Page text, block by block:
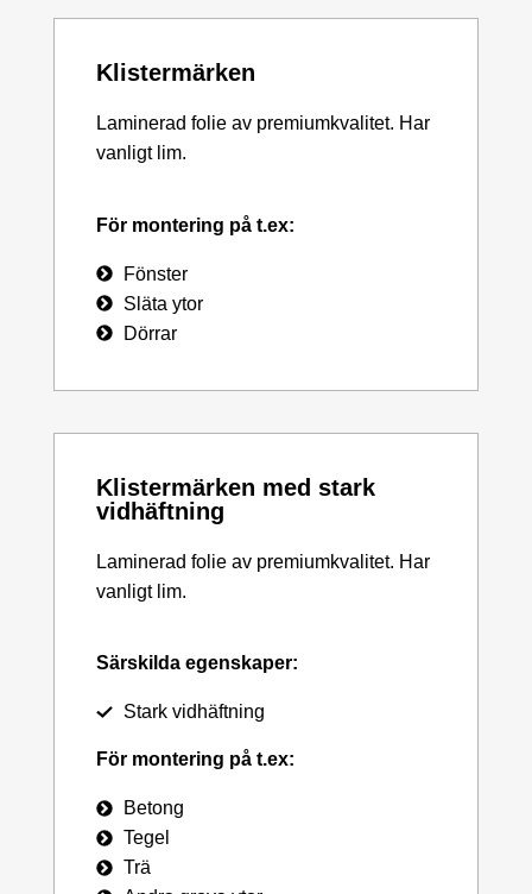
Klistermärken
Laminerad folie av premiumkvalitet. Har
vanligt lim.
För montering på t.ex:
Fönster
Släta ytor
Dörrar
Klistermärken med stark
vidhäftning
Laminerad folie av premiumkvalitet. Har
vanligt lim.
Särskilda egenskaper:
Stark vidhäftning
För montering på t.ex:
Betong
Tegel
Trä